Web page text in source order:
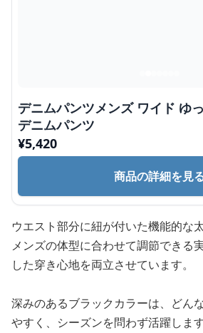
デニムパンツメンズ ワイド ゆ
デニムパンツ
¥5,420
商品の詳細を見
ウエスト部分に紐が付いた機能的な
メンズの体型に合わせて調節できる
した穿き心地を両立させています。
深みのあるブラックカラーは、どん
やすく、シーズンを問わず活躍します